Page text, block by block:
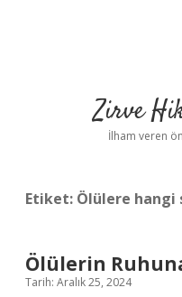
Zirve
İlham veren
Etiket: Ölülere hangi
Ölülerin
Tarih: Aralık 25, 2024